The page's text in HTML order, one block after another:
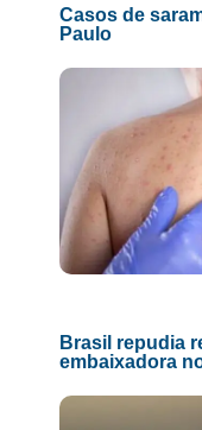
Casos de
Paulo
Brasil repudia
embaixadora